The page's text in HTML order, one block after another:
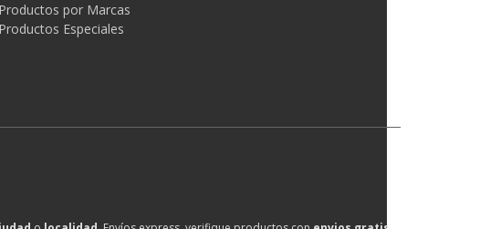
Productos por Marcas
Productos Especiales